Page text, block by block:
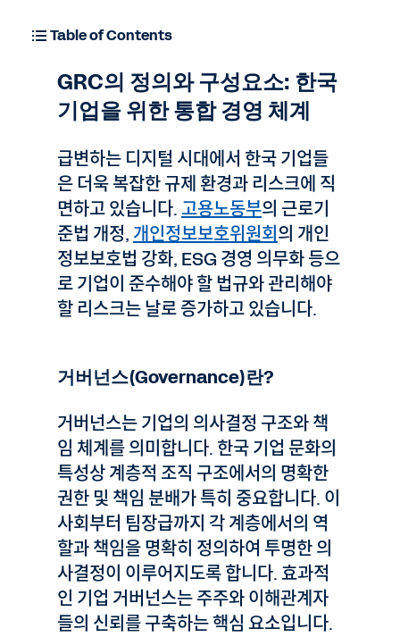
Table of Contents
GRC의 정의와 구성요소: 한국
기업을 위한 통합 경영 체계
급변하는 디지털 시대에서 한국 기업들
은 더욱 복잡한 규제 환경과 리스크에 직
면하고 있습니다. 고용노동부의 근로기
준법 개정, 개인정보보호위원회 의 개인
정보보호법 강화, ESG 경영 의무화 등으
로 기업이 준수해야 할 법규와 관리해야
할 리스크는 날로 증가하고 있습니다.
거버넌스(Governance)란?
거버넌스는 기업의 의사결정 구조와 책
임 체계를 의미합니다. 한국 기업 문화의
특성상 계층적 조직 구조에서의 명확한
권한 및 책임 분배가 특히 중요합니다. 이
사회부터 팀장급까지 각 계층에서의 역
할과 책임을 명확히 정의하여 투명한 의
사결정이 이루어지도록 합니다. 효과적
인 기업 거버넌스는 주주와 이해관계자
들의 신뢰를 구축하는 핵심 요소입니다.